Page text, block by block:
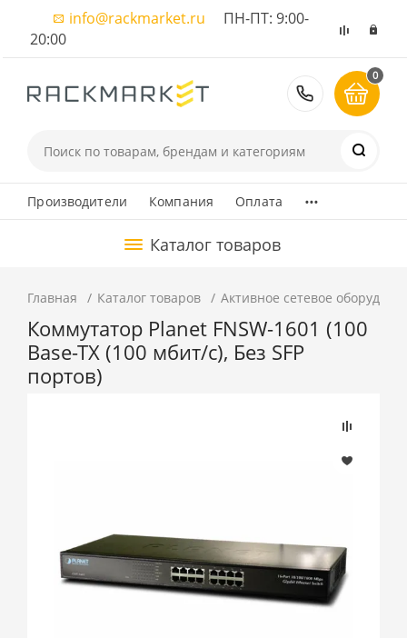
info@rackmarket.ru ПН-ПТ: 9:00-
20:00
8 (495)
0
Производители Компания Оплата ...
Каталог товаров
Главная Каталог товаров Активное сетевое
Коммутатор Planet FNSW-1601 (100
Base-TX (100 мбит/с), Без SFP
портов)